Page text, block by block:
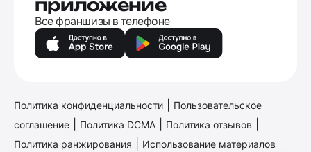
приложение
Все франшизы в телефоне
Политика конфиденциальности
Пользовательское
соглашение
Политика DCMA Политика отзывов
Политика ранжирования
Использование материалов